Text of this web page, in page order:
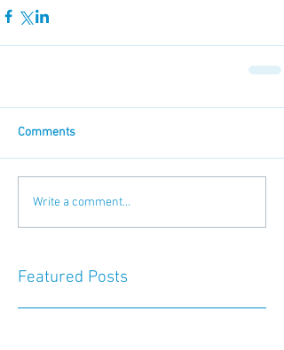
Comments
Write a comment...
Featured Posts